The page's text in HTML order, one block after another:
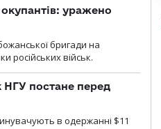
уражено
бригади на
російських військ.
НГУ постане перед
в одержанні $11